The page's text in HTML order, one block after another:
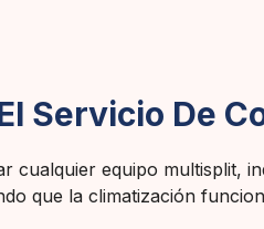
Servicio De
cualquier equipo multisplit,
que la climatización